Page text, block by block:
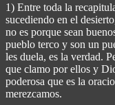
1) Entre toda la
sucediendo en el
no es porque sean
pueblo terco y son un
les duela, es la verdad.
que clamo por ellos y
poderosa que es la
merezcamos.